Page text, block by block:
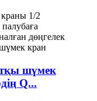
шүмек
Q...